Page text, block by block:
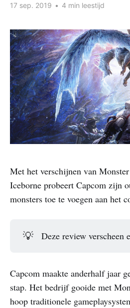
17 sep. 2019 • 4 min leestijd
Met het verschijnen van
Iceborne probeert Capcom zijn
monsters toe te voegen aan het
💡 Deze review verscheen
Capcom maakte anderhalf jaar
stap. Het bedrijf gooide met
hoop traditionele